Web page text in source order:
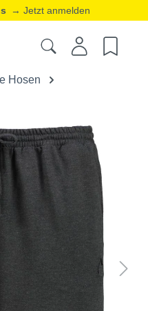
→ Jetzt anmelden
Hosen